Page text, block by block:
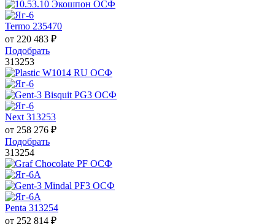
Termo 235470
от 220 483 ₽
Подобрать
313253
Next 313253
от 258 276 ₽
Подобрать
313254
Penta 313254
от 252 814 ₽